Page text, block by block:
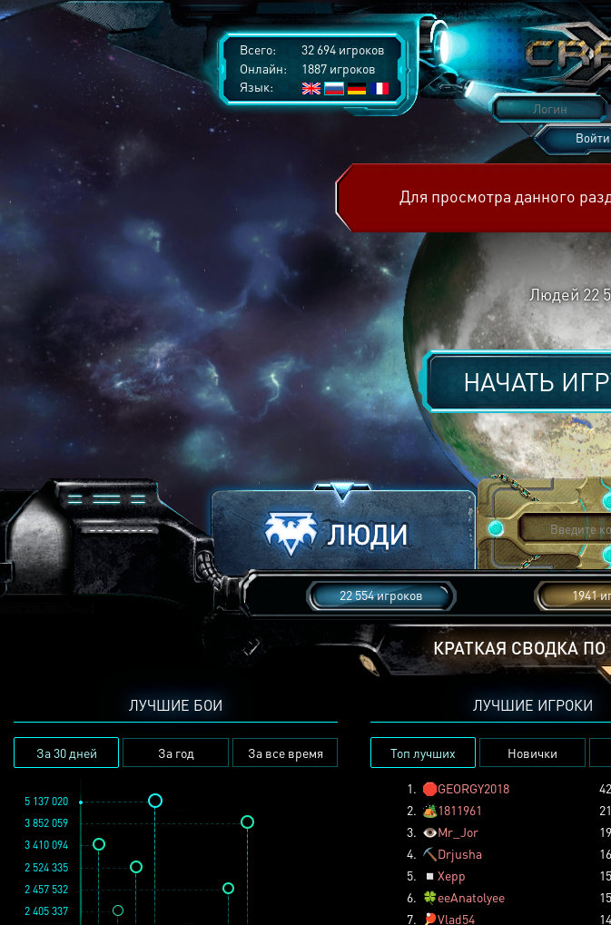
Всего:
32 694 игроков
Онлайн:
1887 игроков
Язык:
Войти
Для просмотра данного
Людей 22
НАЧАТЬ
22 554 игроков 1941
КРАТКАЯ СВОДКА
ЛУЧШИЕ БОИ
За 30 дней За год За все время
3 852 059
2 457 532
5 137 020
2 524 335
2 405 337
3 410 094
ЛУЧШИЕ ИГРОКИ
Топ лучших Новички
1. 🛑GEORGY2018
2. 🏕️1811961
3. 👁️Mr_Jor
4. ⛏️ Drjusha
5.
◽ Xepp
6. 🍀eeAnatolyee
7.
🏓Vlad54